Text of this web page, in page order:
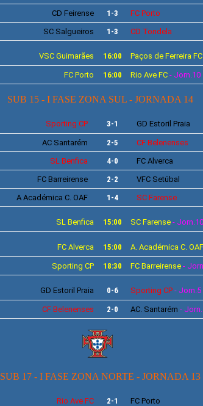
CD Feirense 1-3 FC Porto
SC Salgueiros 1-3 CD Tondela
VSC Guimarães 16:00 Paços de Ferreira FC
FC Porto 16:00 Rio Ave FC - Jorn.10
SUB 15 - I FASE ZONA SUL - JORNADA 14
Sporting CP 3-1 GD Estoril Praia
AC Santarém 2-5 CF Belenenses
SL Benfica 4-0 FC Alverca
FC Barreirense 2-2 VFC Setúbal
A Académica C. OAF 1-4 SC Farense
SL Benfica 15:00 SC Farense - Jorn.10
FC Alverca 15:00 A. Académica C. OAF
Sporting CP 18:30 FC Barreirense -
GD Estoril Praia 0-6 Sporting CP - Jorn.5
CF Belenenses 2-0 AC. Santarém -
SUB 17 - I FASE ZONA NORTE - JORNADA 13
Rio Ave FC 2-1 FC Porto